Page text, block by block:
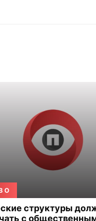
структуры
с